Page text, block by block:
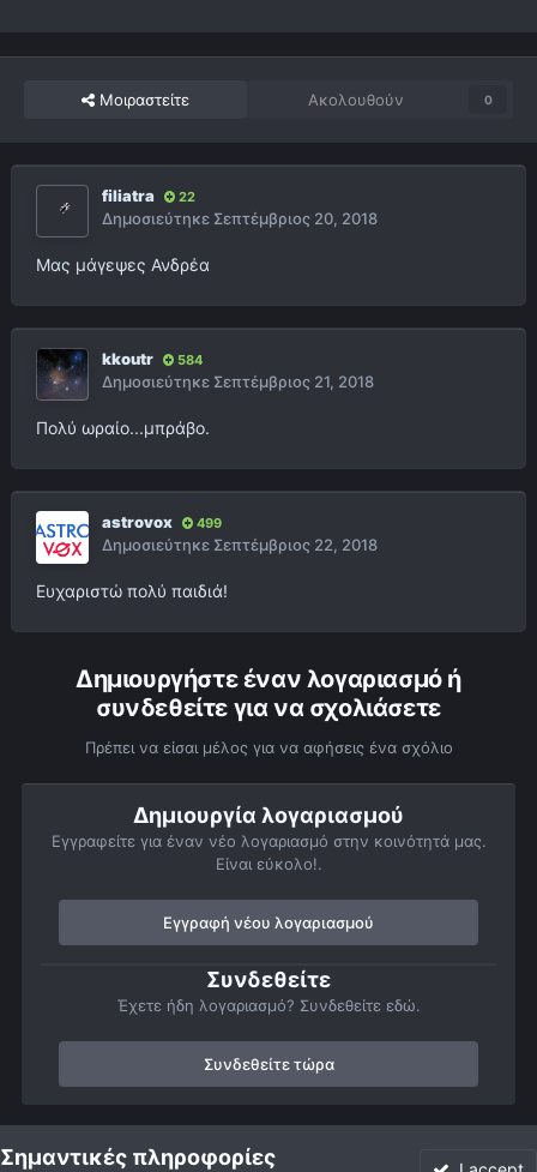
Μοιραστείτε Ακολουθούν 0
filiatra 22
Δημοσιεύτηκε Σεπτέμβριος 20, 2018
Μας μάγεψες Ανδρέα
kkoutr 584
Δημοσιεύτηκε Σεπτέμβριος 21, 2018
Πολύ ωραίο...μπράβο.
astrovox 499
Δημοσιεύτηκε Σεπτέμβριος 22, 2018
Ευχαριστώ πολύ παιδιά!
Δημιουργήστε έναν λογαριασμό ή
συνδεθείτε για να σχολιάσετε
Πρέπει να είσαι μέλος για να αφήσεις ένα σχόλιο
Δημιουργία λογαριασμού
Εγγραφείτε για έναν νέο λογαριασμό στην κοινότητά μας.
Είναι εύκολο!.
Εγγραφή νέου λογαριασμού
Συνδεθείτε
Έχετε ήδη λογαριασμό? Συνδεθείτε εδώ.
Συνδεθείτε τώρα
Αρχή Αστροφωτογραφίες Πορτρέτα του ουρανού
Σημαντικές πληροφορίες